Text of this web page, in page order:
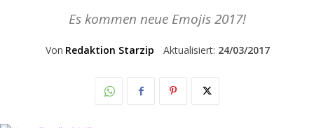
Es kommen neue Emojis 2017!
Von Redaktion Starzip Aktualisiert: 24/03/2017